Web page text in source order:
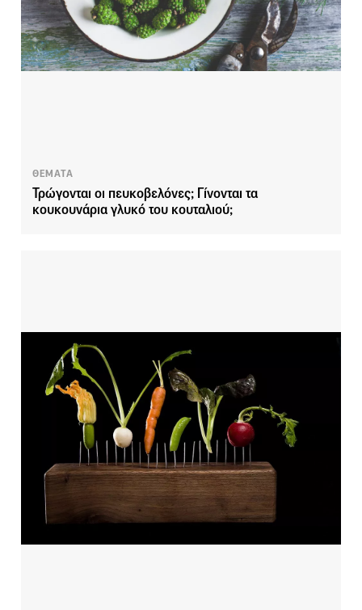
ΘΕΜΑΤΑ
Τρώγονται οι πευκοβελόνες; Γίνονται τα
κουκουνάρια γλυκό του κουταλιού;